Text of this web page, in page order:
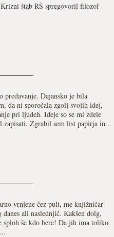
štab RŠ spregovoril filozof
predavanje. Dejansko je bila
da ni sporočala zgolj svojih idej,
pri ljudeh. Ideje so se mi zdele
zapisati. Zgrabil sem list papirja in...
vrnjene čez pult, me knjižničar
ali naslednjič. Kakšen dolg,
še kdo bere! Da jih ima toliko